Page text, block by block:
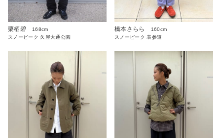
栗栖碧
168cm
スノーピーク 久屋大通公園
橋本さらら
160cm
スノーピーク 表参道